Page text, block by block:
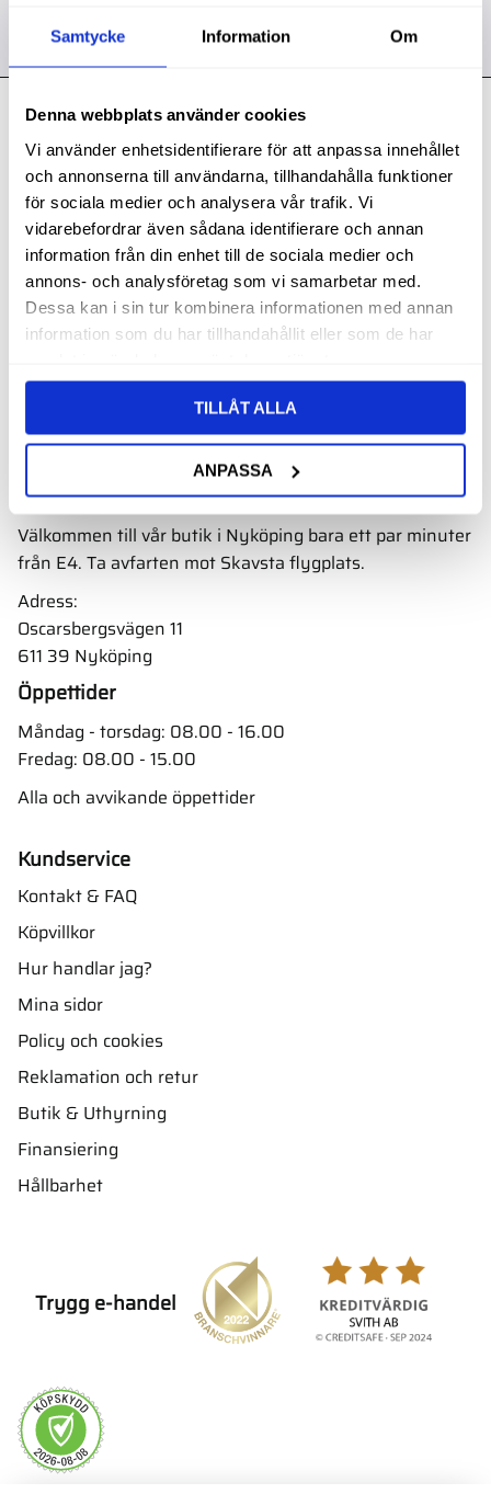
Samtycke Information Om
Denna webbplats använder cookies
Vi använder enhetsidentifierare för att anpassa innehållet
och annonserna till användarna, tillhandahålla funktioner
för sociala medier och analysera vår trafik. Vi
vidarebefordrar även sådana identifierare och annan
information från din enhet till de sociala medier och
annons- och analysföretag som vi samarbetar med.
Dessa kan i sin tur kombinera informationen med annan
information som du har tillhandahållit eller som de har
TILLÅT ALLA
ANPASSA
Kontakt
Svith AB
Telefon:0155-332 05
E-post:order@svith.se
Oscarsbergsvägen 11
611 39 Nyköping
Org.nr: 559106-6112
Följ oss
Butik
Välkommen till vår butik i Nyköping bara ett par minuter
från E4. Ta avfarten mot Skavsta flygplats.
Adress:
Oscarsbergsvägen 11
611 39 Nyköping
Öppettider
Måndag - torsdag: 08.00 - 16.00
Fredag: 08.00 - 15.00
Alla och avvikande öppettider
Kundservice
Kontakt & FAQ
Köpvillkor
Hur handlar jag?
Mina sidor
Policy och cookies
Reklamation och retur
Butik & Uthyrning
Finansiering
Hållbarhet
Trygg e-handel